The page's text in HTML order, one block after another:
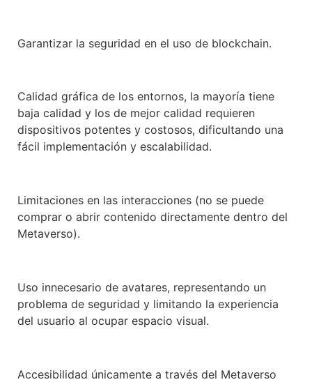
Garantizar la seguridad en el uso de blockchain.
Calidad gráfica de los entornos, la mayoría tiene
baja calidad y los de mejor calidad requieren
dispositivos potentes y costosos, dificultando una
fácil implementación y escalabilidad.
Limitaciones en las interacciones (no se puede
comprar o abrir contenido directamente dentro del
Metaverso).
Uso innecesario de avatares, representando un
problema de seguridad y limitando la experiencia
del usuario al ocupar espacio visual.
Accesibilidad únicamente a través del Metaverso